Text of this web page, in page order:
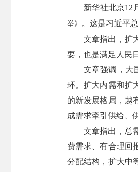
新华社北京12
举》
。这是习近平
文章指出，扩
要，也是满足人民
文章强调，大
环。扩大内需和扩
的新发展格局，越
成需求牵引供给、
文章指出，总
费需求、有合理回
分配结构，扩大中